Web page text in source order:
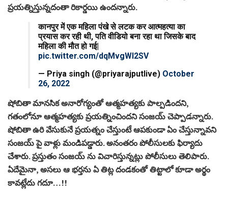
ప్రయత్నిస్తున్నదంతా రికార్డయి ఉందన్నారు.
कानपुर में एक महिला पंखे से लटक कर आत्महत्या का
प्रयास कर रही थी, पति वीडियो बना रहा था जिसके बाद
महिला की मौत हो गई|
pic.twitter.com/dqMvgWl2SV
— Priya singh (@priyarajputlive) October
26, 2022
షోబితా మానసిక అనారోగ్యంతో ఆత్మహత్యకు పాల్పడిందని,
గతంలోనూ ఆత్మహత్యకు ప్రయత్నించిందని సంజయ్ చెప్పాడన్నారు.
షోబితా ఉరి వేసుకునే ప్రయత్నం చేస్తుంటే ఆపకుండా ఏం చేస్తున్నావని
సంజయ్ పై వాళ్లు మండిపడ్డారు. అనంతరం పోలీసులకు ఫిర్యాదు
చేశారు. ప్రస్తుతం సంజయ్ ను విచారిస్తున్నట్లు పోలీసులు తెలిపారు.
ఏదేమైనా, అసలు ఆ భర్తను ఏ తిట్ల దండకంతో తిట్టాలో కూడా అర్థం
కావట్లేదు గదూ…!!